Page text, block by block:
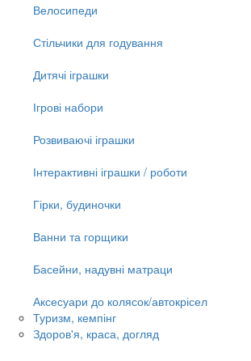
Велосипеди
Стільчики для годування
Дитячі іграшки
Ігрові набори
Розвиваючі іграшки
Інтерактивні іграшки / роботи
Гірки, будиночки
Ванни та горщики
Басейни, надувні матраци
Аксесуари до колясок/автокрісел
Туризм, кемпінг
Здоров'я, краса, догляд